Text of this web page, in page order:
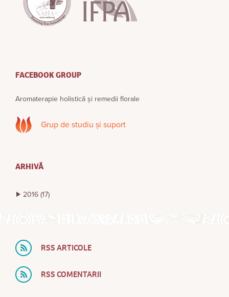
FACEBOOK GROUP
Aromaterapie holistică și remedii florale
Grup de studiu și suport
ARHIVĂ
2016 (17)
RSS ARTICOLE
RSS COMENTARII